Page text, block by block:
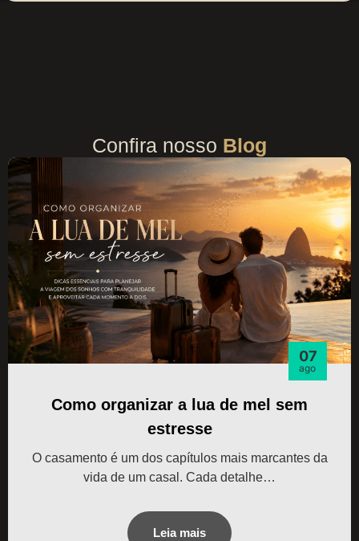
Confira nosso Blog
07
ago
Como organizar a lua de mel sem
estresse
O casamento é um dos capítulos mais marcantes da
vida de um casal. Cada detalhe…
Leia mais